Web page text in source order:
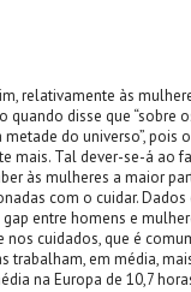
relativamente às
quando disse que “sobre
do universo”, pois
mais. Tal dever-se-á ao
às mulheres a maior
com o cuidar.
entre homens e
nos cuidados, que é
trabalham, em média,
na Europa de 10,7